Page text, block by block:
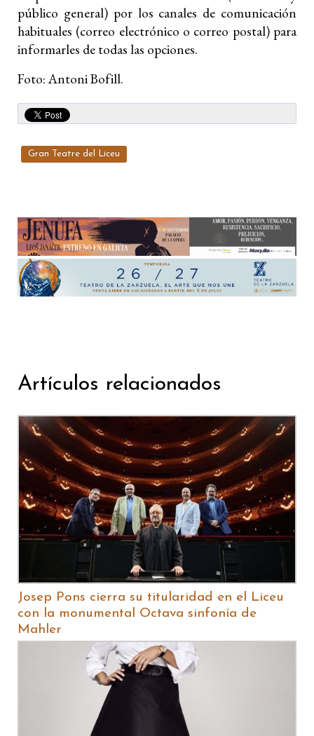
público general) por los canales de comunicación
habituales (correo electrónico o correo postal) para
informarles de todas las opciones.
Foto: Antoni Bofill.
Gran Teatre del Liceu
Artículos relacionados
Josep Pons cierra su titularidad en el Liceu
con la monumental Octava sinfonía de
Mahler